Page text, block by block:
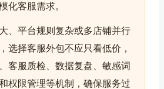
化客服需求。
、平台规则复杂或多店铺并行
选择客服外包不应只看低价，
客服质检、数据复盘、敏感词
权限管理等机制，确保服务过